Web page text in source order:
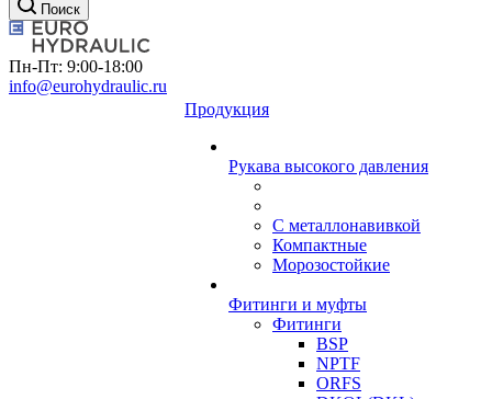
Поиск
Пн-Пт: 9:00-18:00
info@eurohydraulic.ru
Продукция
Рукава высокого давления
С металлонавивкой
Компактные
Морозостойкие
Фитинги и муфты
Фитинги
BSP
NPTF
ORFS